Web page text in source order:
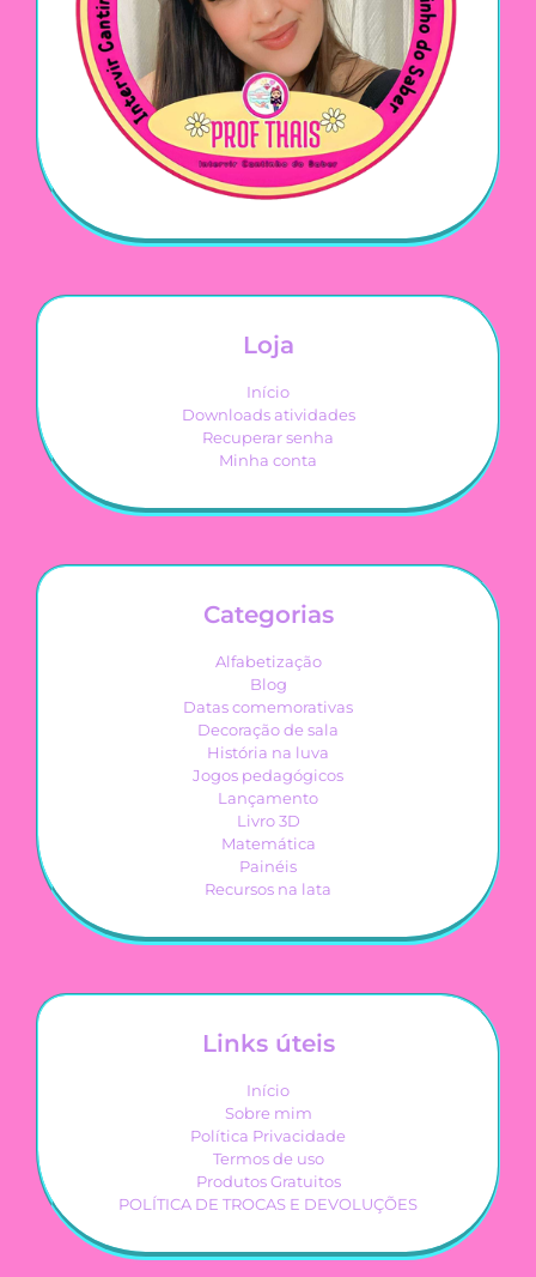
Loja
Início
Downloads atividades
Recuperar senha
Minha conta
Categorias
Alfabetização
Blog
Datas comemorativas
Decoração de sala
História na luva
Jogos pedagógicos
Lançamento
Livro 3D
Matemática
Painéis
Recursos na lata
Links úteis
Início
Sobre mim
Política Privacidade
Termos de uso
Produtos Gratuitos
POLÍTICA DE TROCAS E DEVOLUÇÕES